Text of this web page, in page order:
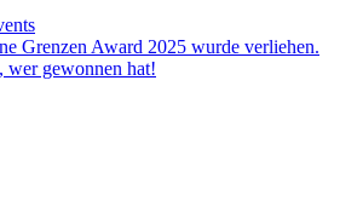
Grenzen Award 2025 wurde verliehen.
wer gewonnen hat!